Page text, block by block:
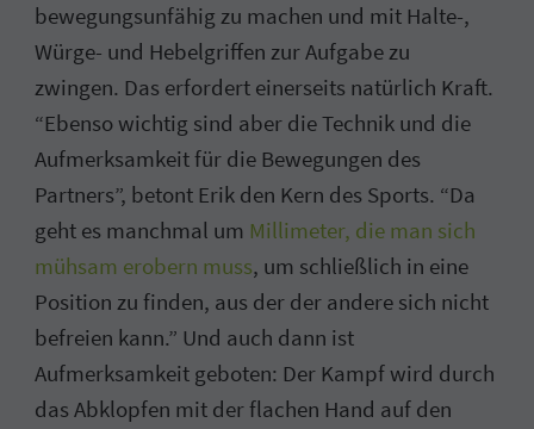
bewegungsunfähig zu machen und mit Halte-,
Würge- und Hebelgriffen zur Aufgabe zu
zwingen. Das erfordert einerseits natürlich Kraft.
“Ebenso wichtig sind aber die Technik und die
Aufmerksamkeit für die Bewegungen des
Partners”, betont Erik den Kern des Sports. “Da
geht es manchmal um Millimeter, die man sich
mühsam erobern muss, um schließlich in eine
Position zu finden, aus der der andere sich nicht
befreien kann.” Und auch dann ist
Aufmerksamkeit geboten: Der Kampf wird durch
das Abklopfen mit der flachen Hand auf den